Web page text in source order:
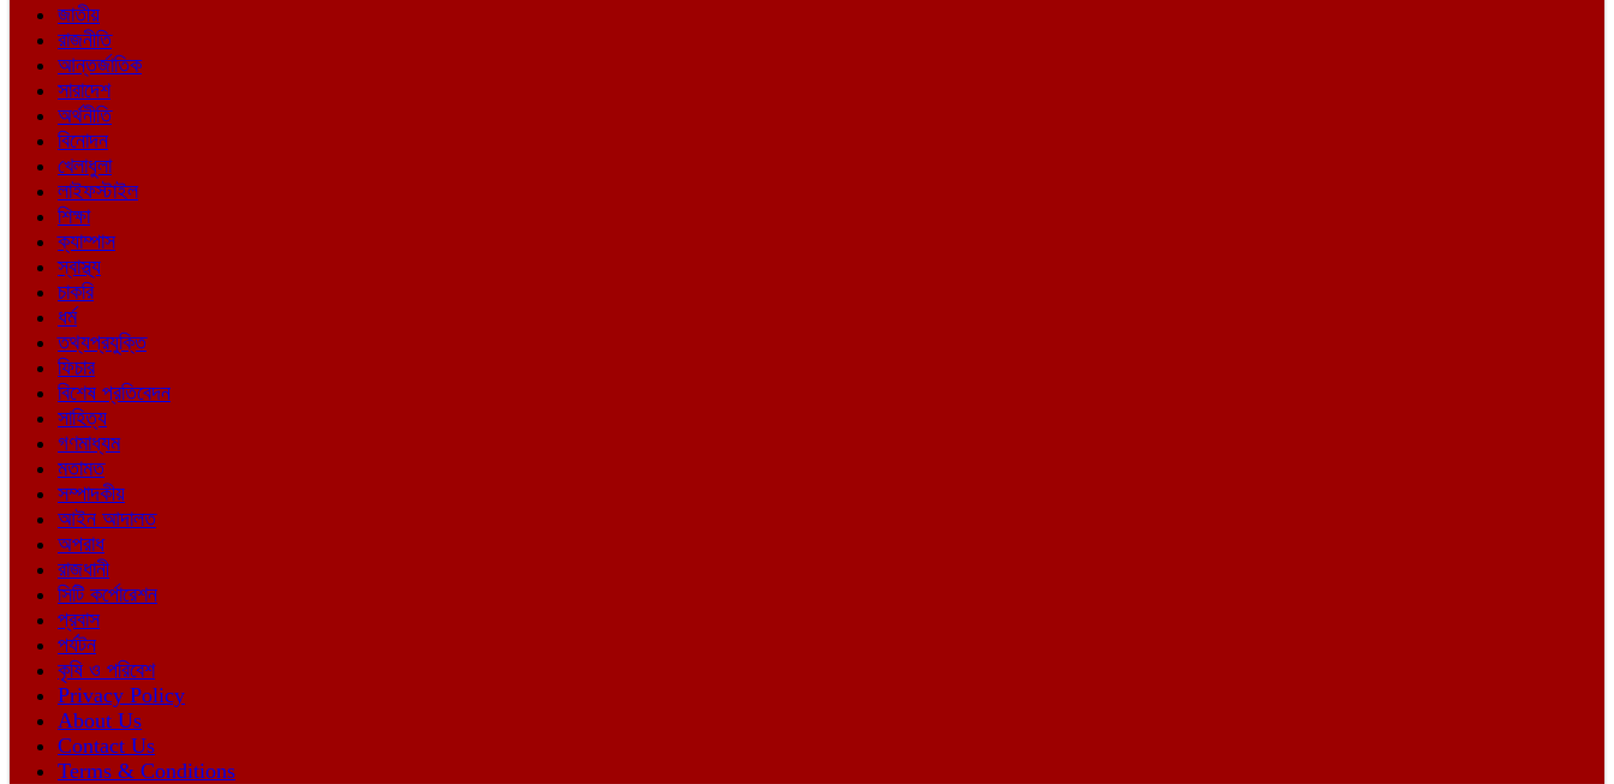
জাতীয়
রাজনীতি
আন্তর্জাতিক
সারাদেশ
অর্থনীতি
বিনোদন
খেলাধুলা
লাইফস্টাইল
শিক্ষা
ক্যাম্পাস
স্বাস্থ্য
চাকরি
ধর্ম
তথ্যপ্রযুক্তি
ফিচার
বিশেষ প্রতিবেদন
সাহিত্য
গণমাধ্যম
মতামত
সম্পাদকীয়
আইন আদালত
অপরাধ
রাজধানী
সিটি কর্পোরেশন
প্রবাস
পর্যটন
কৃষি ও পরিবেশ
Privacy Policy
About Us
Contact Us
Terms & Conditions